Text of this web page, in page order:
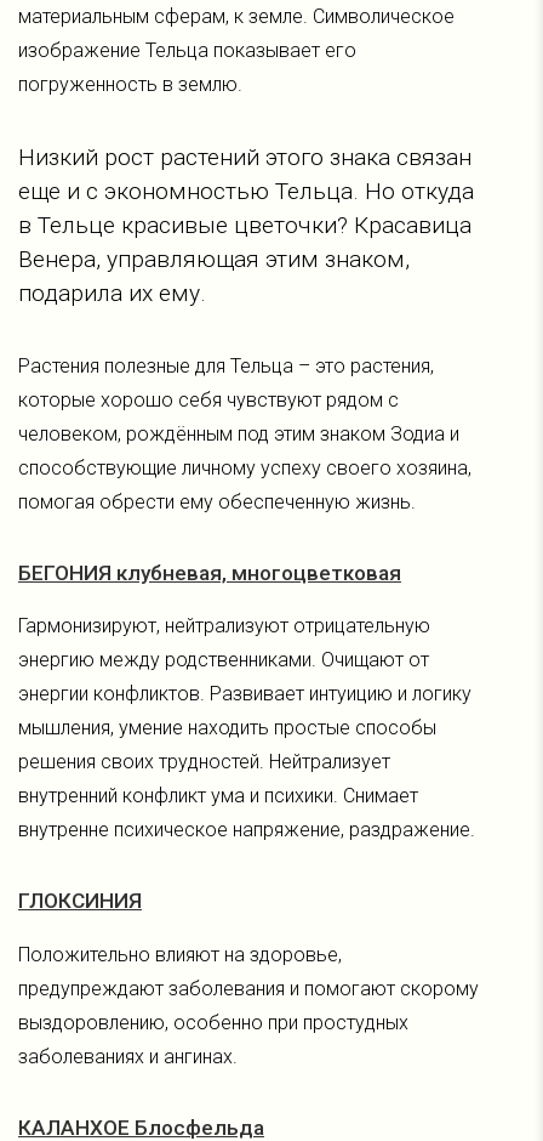
материальным сферам, к земле. Символическое
изображение Тельца показывает его
погруженность в землю.
Низкий рост растений этого знака связан
еще и с экономностью Тельца. Но откуда
в Тельце красивые цветочки? Красавица
Венера, управляющая этим знаком,
подарила их ему.
Растения полезные для Тельца – это растения,
которые хорошо себя чувствуют рядом с
человеком, рождённым под этим знаком Зодиа и
способствующие личному успеху своего хозяина,
помогая обрести ему обеспеченную жизнь.
БЕГОНИЯ клубневая, многоцветковая
Гармонизируют, нейтрализуют отрицательную
энергию между родственниками. Очищают от
энергии конфликтов. Развивает интуицию и логику
мышления, умение находить простые способы
решения своих трудностей. Нейтрализует
внутренний конфликт ума и психики. Снимает
внутренне психическое напряжение, раздражение.
ГЛОКСИНИЯ
Положительно влияют на здоровье,
предупреждают заболевания и помогают скорому
выздоровлению, особенно при простудных
заболеваниях и ангинах.
КАЛАНХОЕ Блосфельда